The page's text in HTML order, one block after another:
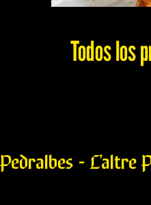
Todos los
Pedralbes - L’altre